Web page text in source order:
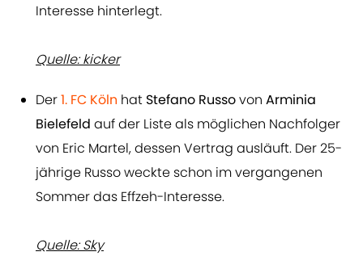
Interesse hinterlegt.
Quelle: kicker
Der1. FC Köln hat Stefano Russovon Arminia
Bielefeld auf der Liste als möglichen Nachfolger
von Eric Martel, dessen Vertrag ausläuft. Der 25-
jährige Russo weckte schon im vergangenen
Sommer das Effzeh-Interesse.
Quelle: Sky